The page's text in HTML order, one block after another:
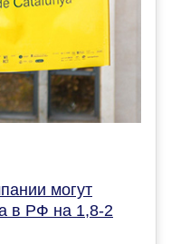
могут
в РФ на 1,8-2